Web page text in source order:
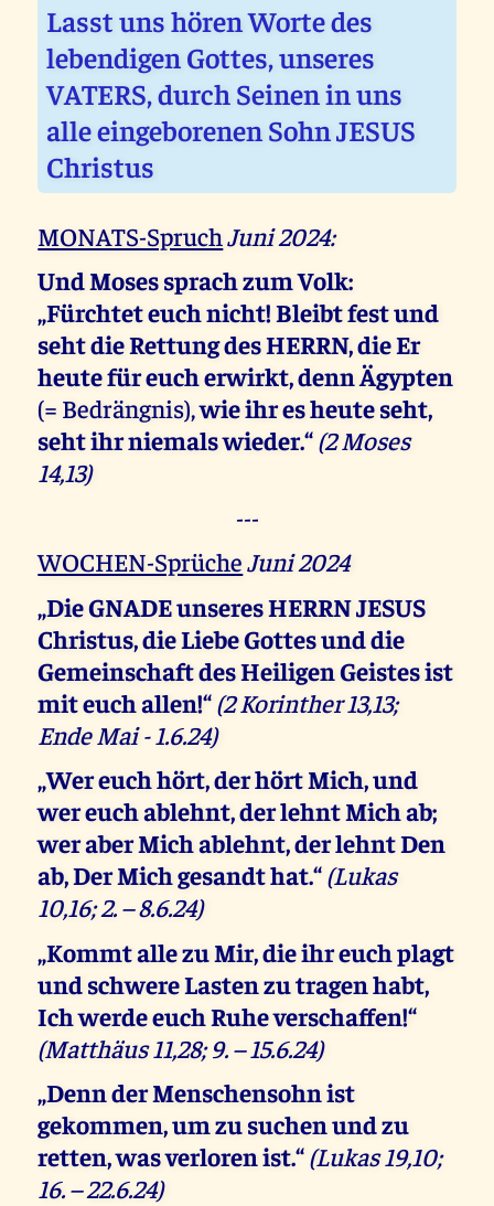
Lasst uns hören Worte des
lebendigen Gottes, unseres
VATERS, durch Seinen in uns
alle eingeborenen Sohn JESUS
Christus
MONATS-SpruchJuni 2024:
Und Moses sprach zum Volk:
„Fürchtet euch nicht! Bleibt fest und
seht die Rettung des HERRN, die Er
heute für euch erwirkt, denn Ägypten
(= Bedrängnis),wie ihr es heute seht,
seht ihr niemals wieder.“(2 Moses
14,13)
---
WOCHEN-SprücheJuni 2024
„Die GNADE unseres HERRN JESUS
Christus, die Liebe Gottes und die
Gemeinschaft des Heiligen Geistes ist
mit euch allen!“(2 Korinther 13,13;
Ende Mai - 1.6.24)
„Wer euch hört, der hört Mich, und
wer euch ablehnt, der lehnt Mich ab;
wer aber Mich ablehnt, der lehnt Den
ab, Der Mich gesandt hat.“(Lukas
10,16; 2. – 8.6.24)
„Kommt alle zu Mir, die ihr euch plagt
und schwere Lasten zu tragen habt,
Ich werde euch Ruhe verschaffen!“
(Matthäus 11,28; 9. – 15.6.24)
„Denn der Menschensohn ist
gekommen, um zu suchen und zu
retten, was verloren ist.“(Lukas 19,10;
16. – 22.6.24)